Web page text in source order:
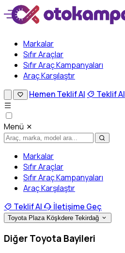
Markalar
Sıfır Araçlar
Sıfır Araç Kampanyaları
Araç Karşılaştır
Hemen Teklif Al Teklif Al
Menü
Markalar
Sıfır Araçlar
Sıfır Araç Kampanyaları
Araç Karşılaştır
Teklif Al
İletişime Geç
Toyota Plaza Köşkdere Tekirdağ
Diğer Toyota Bayileri